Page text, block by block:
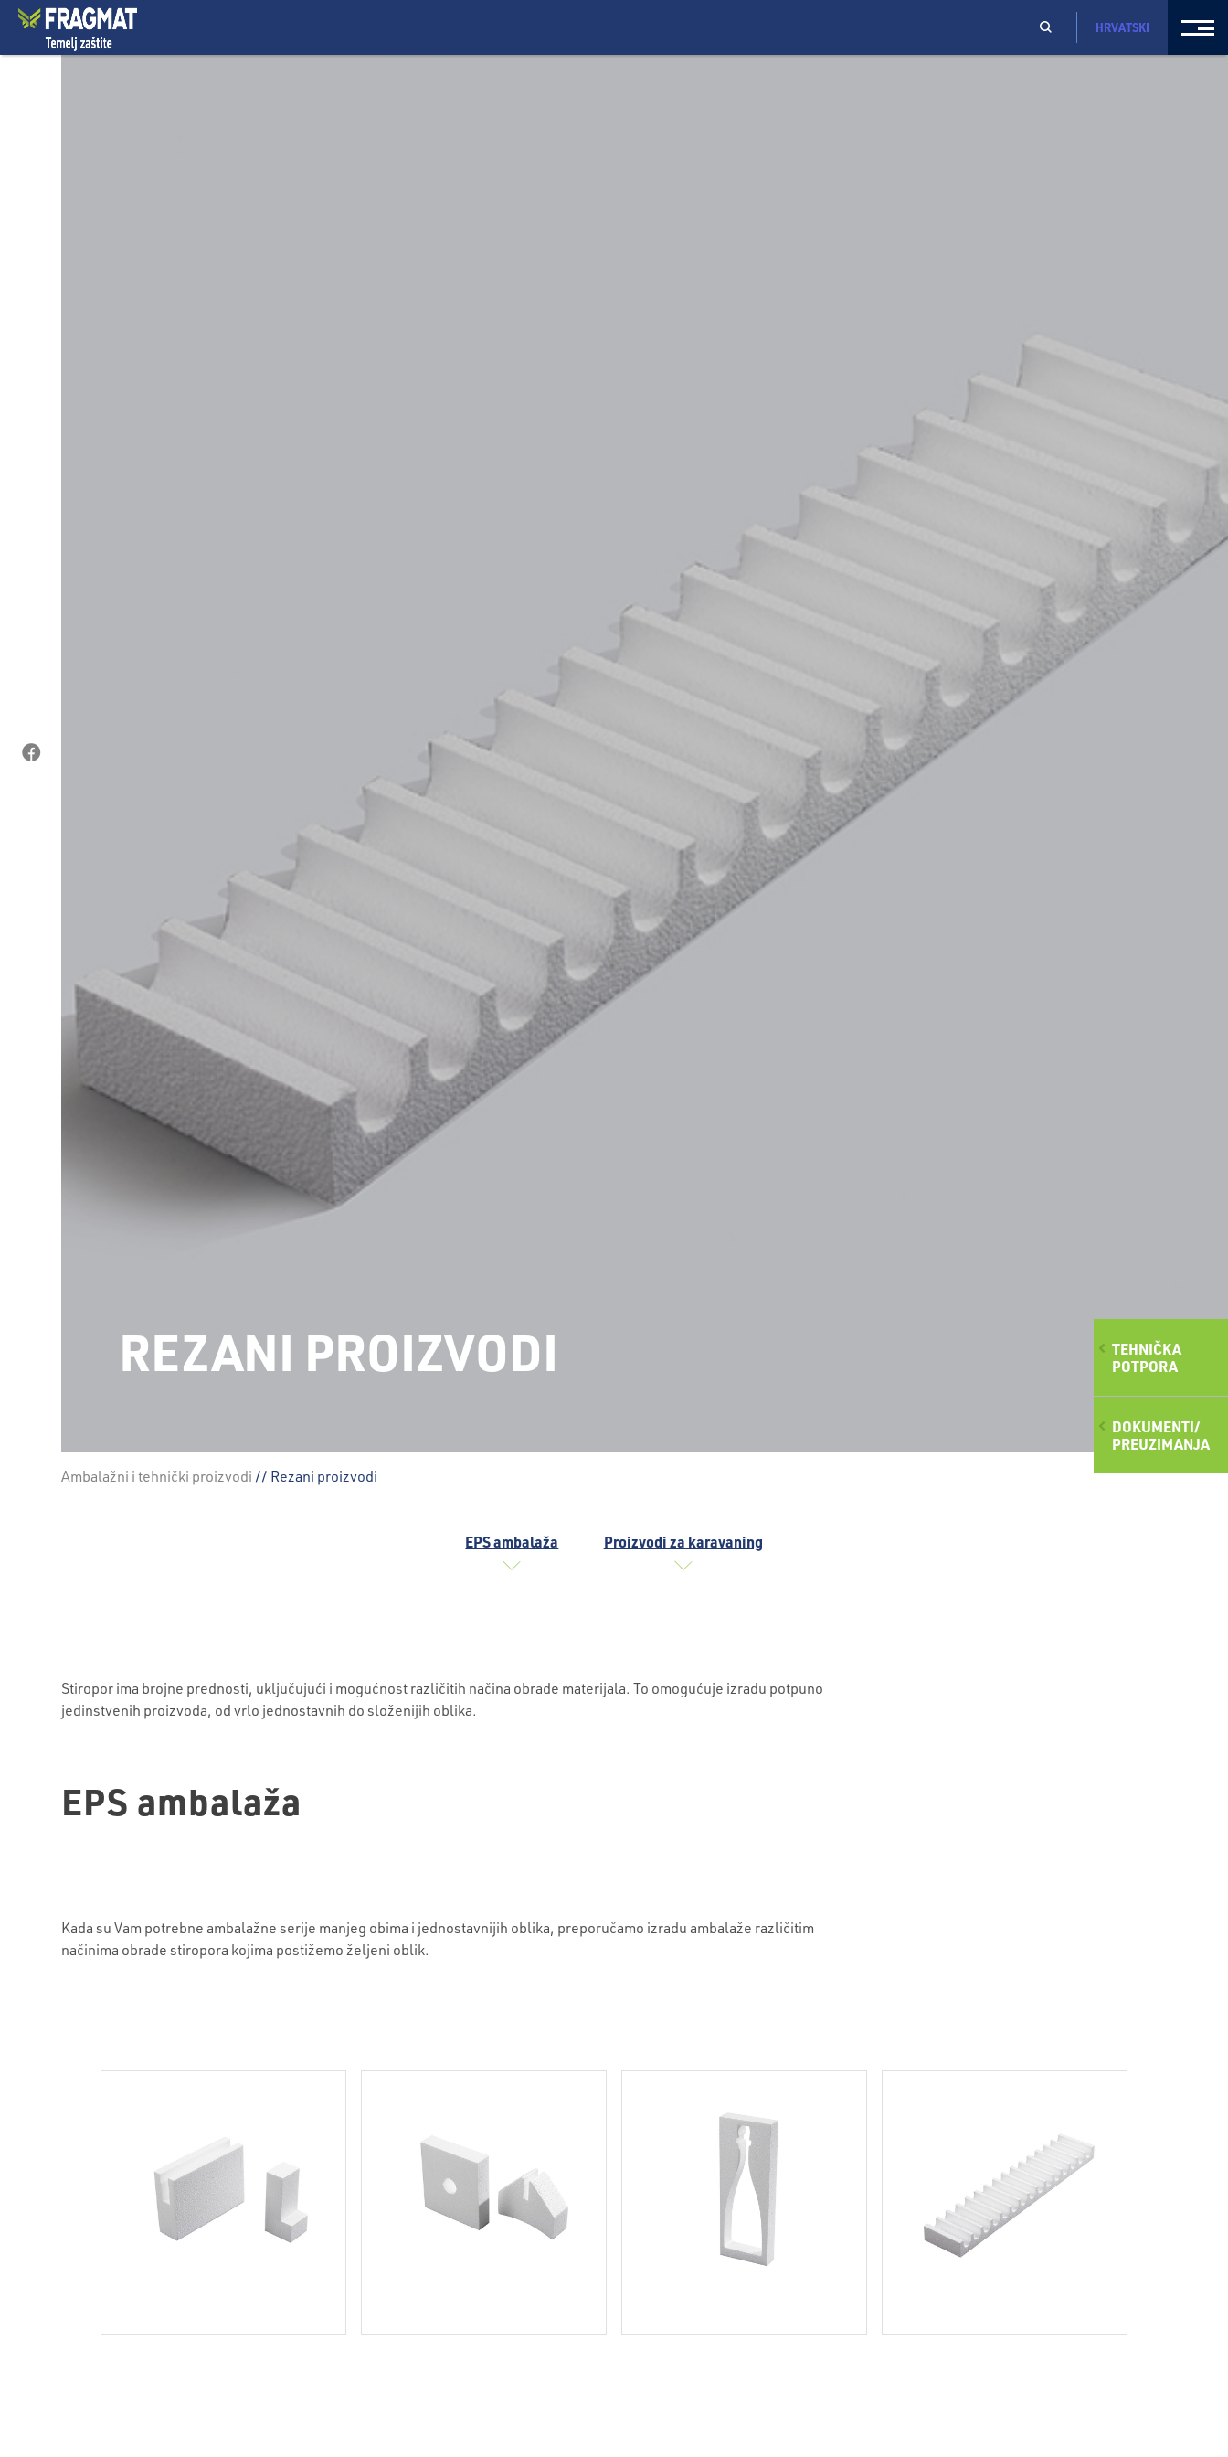
TEHNIČKA
POTPORA
DOKUMENTI/
PREUZIMANJA
HRVATSKI
REZANI PROIZVODI
Ambalažni i tehnički proizvodi // Rezani proizvodi
EPS ambalaža Proizvodi za karavaning
Stiropor ima brojne prednosti, uključujući i mogućnost različitih načina obrade materijala. To omogućuje izradu potpuno
jedinstvenih proizvoda, od vrlo jednostavnih do složenijih oblika.
EPS ambalaža
Kada su Vam potrebne ambalažne serije manjeg obima i jednostavnijih oblika, preporučamo izradu ambalaže različitim
načinima obrade stiropora kojima postižemo željeni oblik.